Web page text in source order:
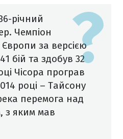
річний
Чемпіон
за версією
бій та здобув 32
Чісора програв
році – Тайсону
перемога над
з яким мав